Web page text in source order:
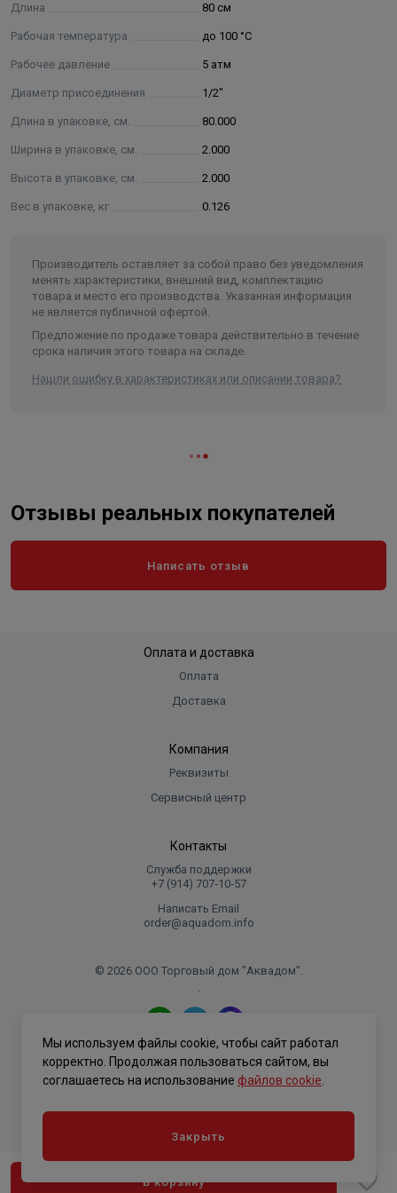
В корзину
Длина 80 см
Рабочая температура до 100 °С
Рабочее давление 5 атм
Диаметр присоединения 1/2"
Длина в упаковке, см. 80.000
Ширина в упаковке, см. 2.000
Высота в упаковке, см. 2.000
Вес в упаковке, кг 0.126
Производитель оставляет за собой право без уведомления
менять характеристики, внешний вид, комплектацию
товара и место его производства. Указанная информация
не является публичной офертой.
Предложение по продаже товара действительно в течение
срока наличия этого товара на складе.
Нашли ошибку в характеристиках или описании товара?
Отзывы реальных покупателей
Написать отзыв
Оплата и доставка
Оплата
Доставка
Компания
Реквизиты
Сервисный центр
Контакты
Служба поддержки
+7 (914) 707‑10‑57
Написать Email
order@aquadom.info
© 2026 ООО Торговый дом "Аквадом".
.
Политика конфиденциальности
Мы используем файлы cookie, чтобы сайт работал
корректно. Продолжая пользоваться сайтом, вы
соглашаетесь на использование файлов cookie
Закрыть